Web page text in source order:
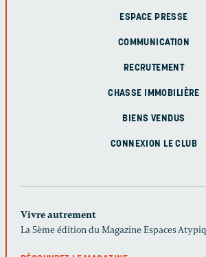
ESPACE PRESSE
COMMUNICATION
RECRUTEMENT
CHASSE IMMOBILIÈRE
BIENS VENDUS
CONNEXION LE CLUB
Vivre autrement
La 5ème édition du Magazine Espaces